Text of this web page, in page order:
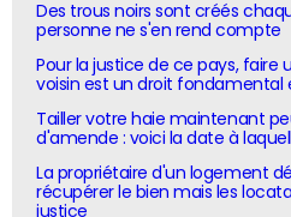
Des trous noirs sont créés
personne ne s'en rend compte
Pour la justice de ce pays, faire
voisin est un droit fondamental
Tailler votre haie maintenant
d'amende : voici la date à
La propriétaire d'un logement
récupérer le bien mais les
justice